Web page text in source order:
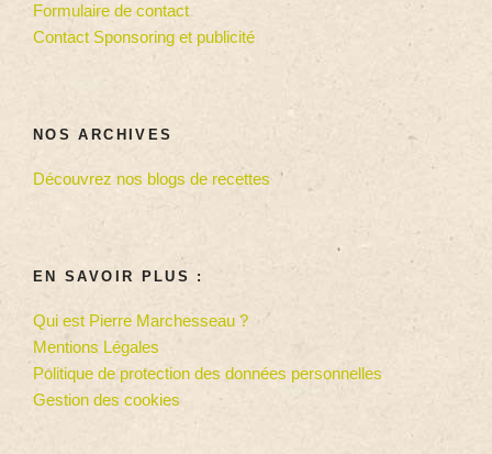
Formulaire de contact
Contact Sponsoring et publicité
NOS ARCHIVES
Découvrez nos blogs de recettes
EN SAVOIR PLUS :
Qui est Pierre Marchesseau ?
Mentions Légales
Politique de protection des données personnelles
Gestion des cookies